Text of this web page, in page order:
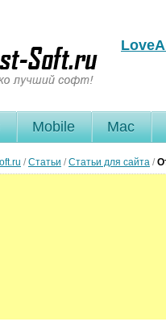
Mobile Mac
/ Статьи / Статьи для сайта /